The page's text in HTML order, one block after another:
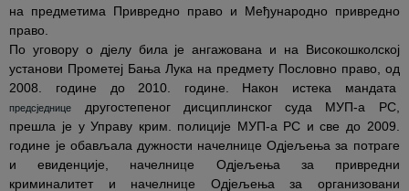
на предметима Привредно право и Међународно привредно
право.
По уговору о дјелу била је ангажована и на Високошколској
установи Прометеј Бања Лука на предмету Пословно право, од
2008. године до 2010. године. Након истека мандата
предсједнице
другостепеног дисциплинског суда МУП-а РС,
прешла је у Управу крим. полиције МУП-а РС и све до 2009.
године је обављала дужности начелнице Одјељења за потраге
и евиденције, начелнице
Одјељења за привредни
криминалитет и начелнице
Одјељења за организовани